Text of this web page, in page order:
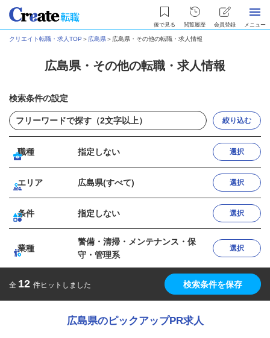
後で見る 閲覧履歴 会員登録 メニュー
クリエイト転職・求人TOP ＞ 広島県＞ 広島県・その他の転職・求人情報
広島県・その他の転職・求人情報
検索条件の設定
絞り込む
職種 指定しない 選択
エリア 広島県(すべて) 選択
条件 指定しない 選択
業種
警備・清掃・メンテナンス・保
守・管理系
選択
全 12 件ヒットしました 検索条件を保存
広島県のピックアップPR求人